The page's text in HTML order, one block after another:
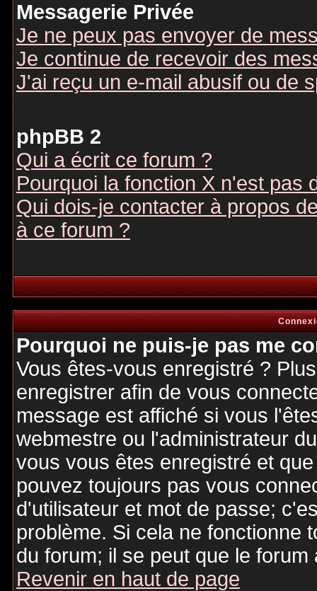
Messagerie Privée
Je ne peux pas envoyer de
Je continue de recevoir des
J'ai reçu un e-mail abusif ou de
phpBB 2
Qui a écrit ce forum ?
Pourquoi la fonction X n'est pas
Qui dois-je contacter à propos
à ce forum ?
Pourquoi ne puis-je pas me
Vous êtes-vous enregistré ?
enregistrer afin de vous
message est affiché si vous
webmestre ou l'administrateur
vous vous êtes enregistré et
pouvez toujours pas vous
d'utilisateur et mot de passe;
problème. Si cela ne fonctionne
du forum; il se peut que le
Revenir en haut de page